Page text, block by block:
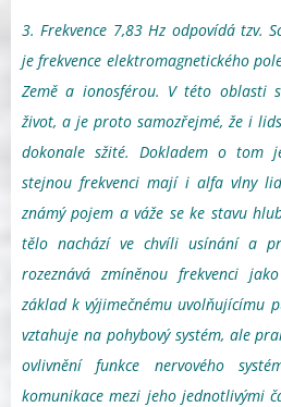
3. Frekvence 7,83 Hz odpovídá tzv.
je frekvence elektromagnetického
Země a ionosférou. V této oblasti
život, a je proto samozřejmé, že i
dokonale sžité. Dokladem o tom
stejnou frekvenci mají i alfa vlny
známý pojem a váže se ke stavu
tělo nachází ve chvíli usínání a
rozeznává zmíněnou frekvenci
základ k výjimečnému uvolňujícímu
vztahuje na pohybový systém, ale
ovlivnění funkce nervového
komunikace mezi jeho jednotlivými